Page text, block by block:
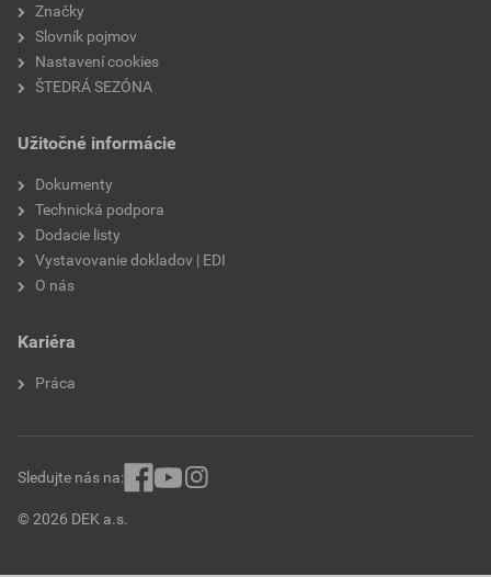
Značky
Slovník pojmov
Nastavení cookies
ŠTEDRÁ SEZÓNA
Užitočné informácie
Dokumenty
Technická podpora
Dodacie listy
Vystavovanie dokladov | EDI
O nás
Kariéra
Práca
© 2026 DEK a.s.
Sledujte nás na: